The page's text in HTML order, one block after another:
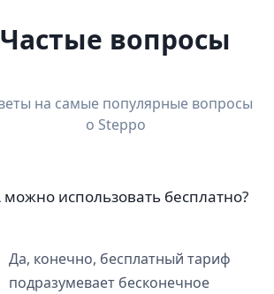
Частые вопросы
на самые популярные вопросы
о Steppo
можно использовать бесплатно?
Да, конечно, бесплатный тариф
подразумевает бесконечное